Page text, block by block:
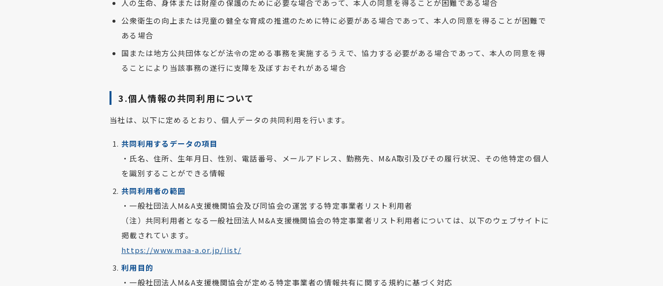
人の生命、身体または財産の保護のために必要な場合であって、本人の同意を得ることが困難である場合
公衆衛生の向上または児童の健全な育成の推進のために特に必要がある場合であって、本人の同意を得ることが困難で
ある場合
国または地方公共団体などが法令の定める事務を実施するうえで、協力する必要がある場合であって、本人の同意を得
ることにより当該事務の遂行に支障を及ぼすおそれがある場合
3.個人情報の共同利用について
当社は、以下に定めるとおり、個人データの共同利用を行います。
共同利用するデータの項目
・氏名、住所、生年月日、性別、電話番号、メールアドレス、勤務先、M&A取引及びその履行状況、その他特定の個人
を識別することができる情報
共同利用者の範囲
・一般社団法人M&A支援機関協会及び同協会の運営する特定事業者リスト利用者
（注）共同利用者となる一般社団法人M&A支援機関協会の特定事業者リスト利用者については、以下のウェブサイトに
掲載されています。
https://www.maa-a.or.jp/list/
利用目的
・一般社団法人M&A支援機関協会が定める特定事業者の情報共有に関する規約に基づく対応